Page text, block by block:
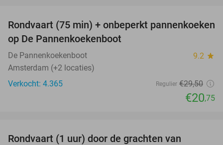
30%
Rondvaart (75 min) + onbeperkt pannenkoeken
op De Pannenkoekenboot
De Pannenkoekenboot 9.2 star
Amsterdam (+2 locaties)
Verkocht: 4.365
Regulier €29,50
€20,75
Rondvaart (1 uur) door de grachten van